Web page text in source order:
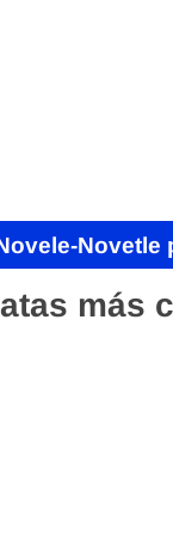
Novetle
más